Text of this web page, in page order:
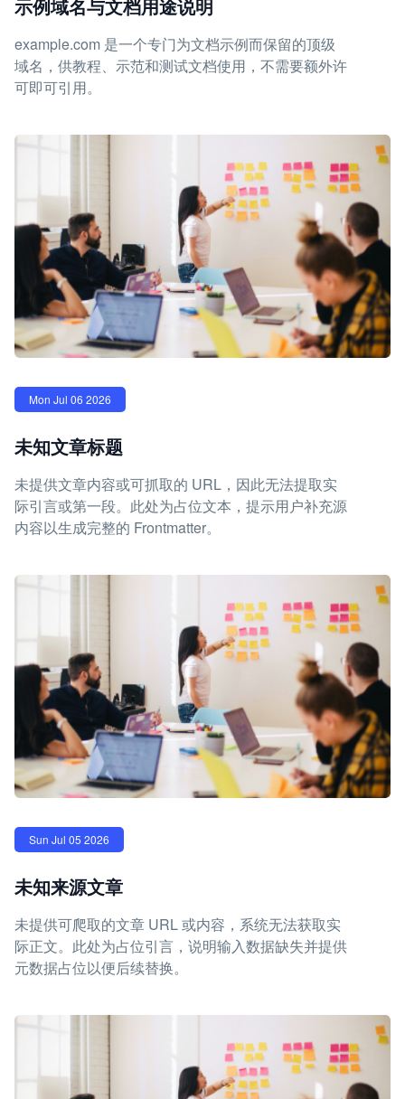
示例域名与文档用途说明
example.com 是一个专门为文档示例而保留的顶级
域名，供教程、示范和测试文档使用，不需要额外许
可即可引用。
Mon Jul 06 2026
未知文章标题
未提供文章内容或可抓取的 URL，因此无法提取实
际引言或第一段。此处为占位文本，提示用户补充源
内容以生成完整的 Frontmatter。
Sun Jul 05 2026
未知来源文章
未提供可爬取的文章 URL 或内容，系统无法获取实
际正文。此处为占位引言，说明输入数据缺失并提供
元数据占位以便后续替换。